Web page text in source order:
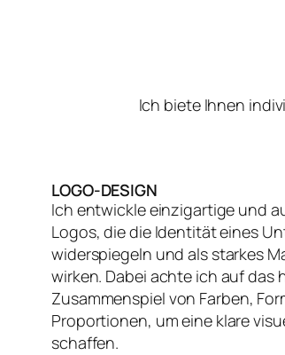
Ich biete Ihnen
LOGO-DESIGN
Ich entwickle einzigartige und
Logos, die die Identität eines
widerspiegeln und als starkes
wirken. Dabei achte ich auf das
Zusammenspiel von Farben,
Proportionen, um eine klare
schaffen.